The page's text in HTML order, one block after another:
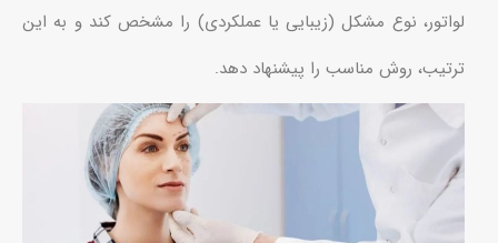
لواتور، نوع مشکل (زیبایی یا عملکردی) را مشخص کند و به این
ترتیب، روش مناسب را پیشنهاد دهد.